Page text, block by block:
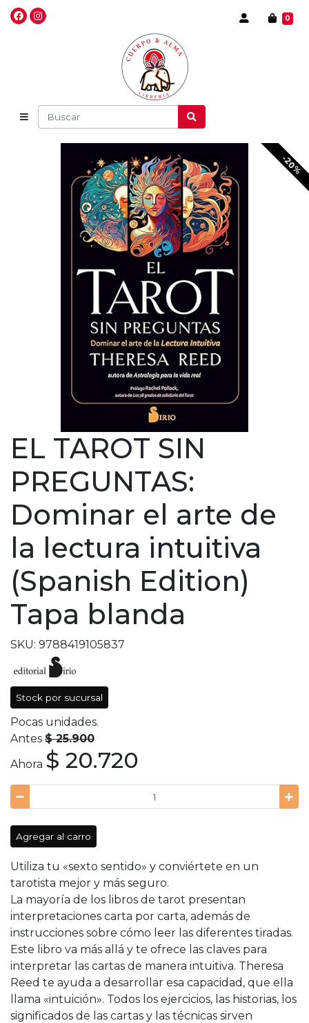
0
-20%
EL TAROT SIN
PREGUNTAS:
Dominar el arte de
la lectura intuitiva
(Spanish Edition)
Tapa blanda
SKU: 9788419105837
Stock por sucursal
Pocas unidades.
Antes $ 25.900
Ahora $ 20.720
Agregar al carro
Utiliza tu «sexto sentido» y conviértete en un
tarotista mejor y más seguro.
La mayoría de los libros de tarot presentan
interpretaciones carta por carta, además de
instrucciones sobre cómo leer las diferentes tiradas.
Este libro va más allá y te ofrece las claves para
interpretar las cartas de manera intuitiva. Theresa
Reed te ayuda a desarrollar esa capacidad, que ella
llama «intuición». Todos los ejercicios, las historias, los
significados de las cartas y las técnicas sirven